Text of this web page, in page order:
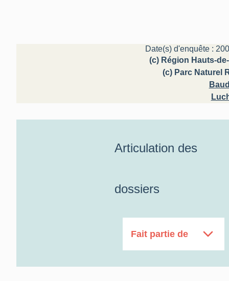
Date(s) d'enquête :
(c) Région Hauts-
(c) Parc Naturel
Articulation des
dossiers
Fait partie de